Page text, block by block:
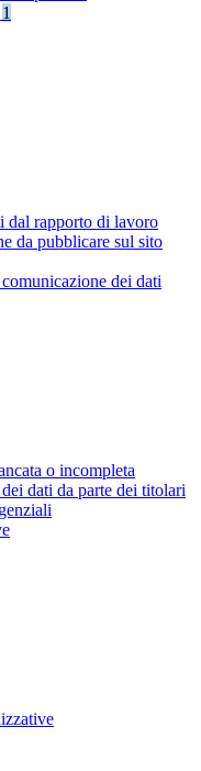
1
dal rapporto di lavoro
da pubblicare sul sito
dei dati
o incompleta
dati da parte dei titolari